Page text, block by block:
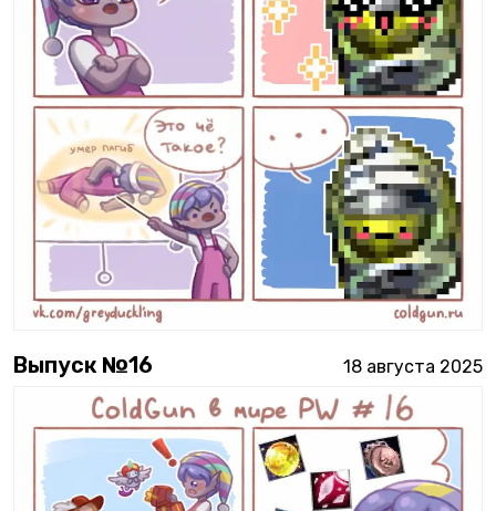
Выпуск №16 18 августа 2025